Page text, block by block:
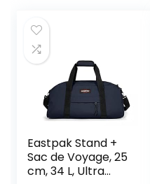
Eastpak Stand +
Sac de Voyage, 25
cm, 34 L, Ultra